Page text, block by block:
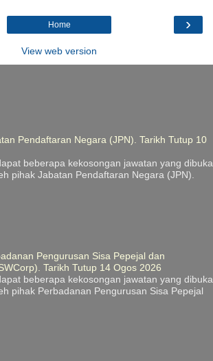
›
Home
View web version
Pendaftaran Negara (JPN). Tarikh Tutup 10
beberapa kekosongan jawatan yang dibuka
pihak Jabatan Pendaftaran Negara (JPN).
Pengurusan Sisa Pepejal dan
Tarikh Tutup 14 Ogos 2026
beberapa kekosongan jawatan yang dibuka
pihak Perbadanan Pengurusan Sisa Pepejal